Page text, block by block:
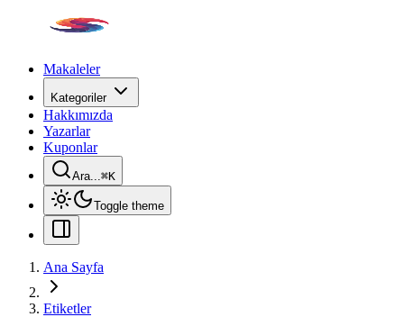
Makaleler
Kategoriler
Hakkımızda
Yazarlar
Kuponlar
Ara...⌘K
Toggle theme
Ana Sayfa
Etiketler